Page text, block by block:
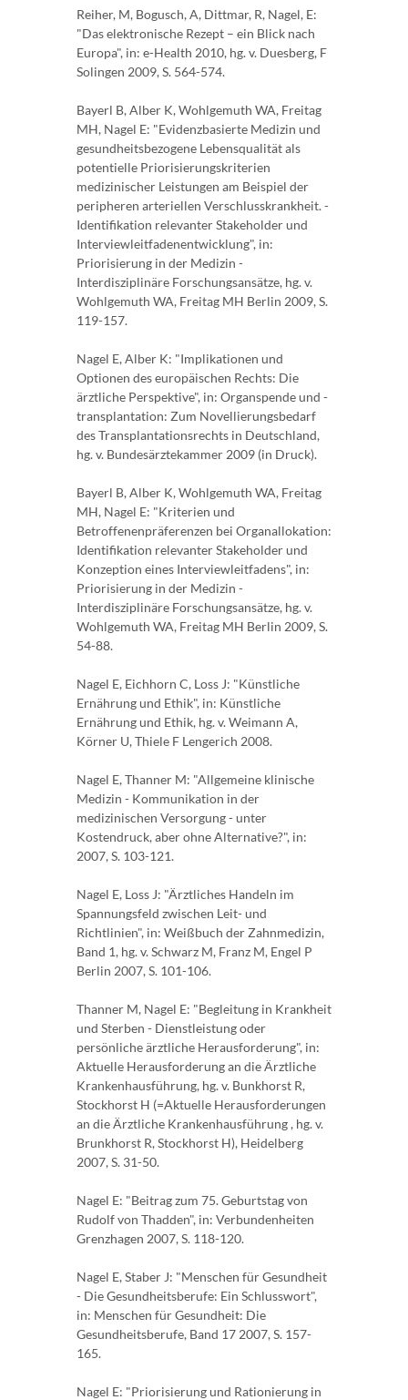
Reiher, M, Bogusch, A, Dittmar, R, Nagel, E:
"Das elektronische Rezept – ein Blick nach
Europa", in: e-Health 2010, hg. v. Duesberg, F
Solingen 2009, S. 564-574.
Bayerl B, Alber K, Wohlgemuth WA, Freitag
MH, Nagel E: "Evidenzbasierte Medizin und
gesundheitsbezogene Lebensqualität als
potentielle Priorisierungskriterien
medizinischer Leistungen am Beispiel der
peripheren arteriellen Verschlusskrankheit. -
Identifikation relevanter Stakeholder und
Interviewleitfadenentwicklung", in:
Priorisierung in der Medizin -
Interdisziplinäre Forschungsansätze, hg. v.
Wohlgemuth WA, Freitag MH Berlin 2009, S.
119-157.
Nagel E, Alber K: "Implikationen und
Optionen des europäischen Rechts: Die
ärztliche Perspektive", in: Organspende und -
transplantation: Zum Novellierungsbedarf
des Transplantationsrechts in Deutschland,
hg. v. Bundesärztekammer 2009 (in Druck).
Bayerl B, Alber K, Wohlgemuth WA, Freitag
MH, Nagel E: "Kriterien und
Betroffenenpräferenzen bei Organallokation:
Identifikation relevanter Stakeholder und
Konzeption eines Interviewleitfadens", in:
Priorisierung in der Medizin -
Interdisziplinäre Forschungsansätze, hg. v.
Wohlgemuth WA, Freitag MH Berlin 2009, S.
54-88.
Nagel E, Eichhorn C, Loss J: "Künstliche
Ernährung und Ethik", in: Künstliche
Ernährung und Ethik, hg. v. Weimann A,
Körner U, Thiele F Lengerich 2008.
Nagel E, Thanner M: "Allgemeine klinische
Medizin - Kommunikation in der
medizinischen Versorgung - unter
Kostendruck, aber ohne Alternative?", in:
2007, S. 103-121.
Nagel E, Loss J: "Ärztliches Handeln im
Spannungsfeld zwischen Leit- und
Richtlinien", in: Weißbuch der Zahnmedizin,
Band 1, hg. v. Schwarz M, Franz M, Engel P
Berlin 2007, S. 101-106.
Thanner M, Nagel E: "Begleitung in Krankheit
und Sterben - Dienstleistung oder
persönliche ärztliche Herausforderung", in:
Aktuelle Herausforderung an die Ärztliche
Krankenhausführung, hg. v. Bunkhorst R,
Stockhorst H (=Aktuelle Herausforderungen
an die Ärztliche Krankenhausführung , hg. v.
Brunkhorst R, Stockhorst H), Heidelberg
2007, S. 31-50.
Nagel E: "Beitrag zum 75. Geburtstag von
Rudolf von Thadden", in: Verbundenheiten
Grenzhagen 2007, S. 118-120.
Nagel E, Staber J: "Menschen für Gesundheit
- Die Gesundheitsberufe: Ein Schlusswort",
in: Menschen für Gesundheit: Die
Gesundheitsberufe, Band 17 2007, S. 157-
165.
Nagel E: "Priorisierung und Rationierung in